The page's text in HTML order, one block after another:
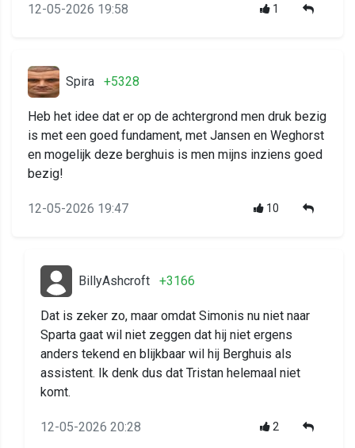
12-05-2026 19:58 1
Spira +5328
Heb het idee dat er op de achtergrond men druk bezig
is met een goed fundament, met Jansen en Weghorst
en mogelijk deze berghuis is men mijns inziens goed
bezig!
12-05-2026 19:47 10
BillyAshcroft +3166
Dat is zeker zo, maar omdat Simonis nu niet naar
Sparta gaat wil niet zeggen dat hij niet ergens
anders tekend en blijkbaar wil hij Berghuis als
assistent. Ik denk dus dat Tristan helemaal niet
komt.
12-05-2026 20:28 2